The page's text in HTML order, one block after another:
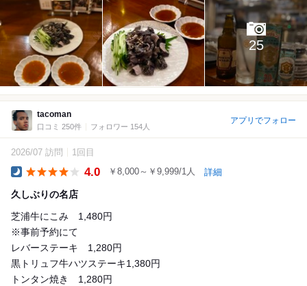
25
tacoman
口コミ 250件 フォロワー 154人
アプリでフォロー
2026/07 訪問 1回目
4.0 ￥8,000～￥9,999/1人 詳細
久しぶりの名店
芝浦牛にこみ 1,480円
※事前予約にて
レバーステーキ 1,280円
黒トリュフ牛ハツステーキ1,380円
トンタン焼き 1,280円